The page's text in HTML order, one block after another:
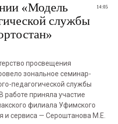
14:05
«Модель
службы
просвещения
зональное семинар-
педагогической службы
работе приняла участие
филиала Уфимского
и сервиса — Сероштанова М.Е.